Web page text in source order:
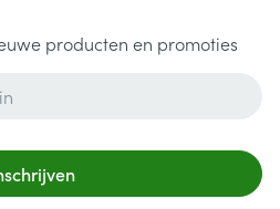
producten en promoties